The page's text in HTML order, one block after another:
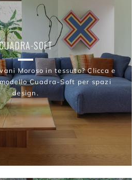
SOFT
Moroso in tessuto? Clicca e
Cuadra-Soft per spazi
design.